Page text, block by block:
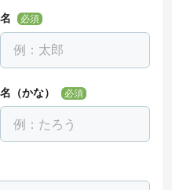
名 必須
名（かな） 必須